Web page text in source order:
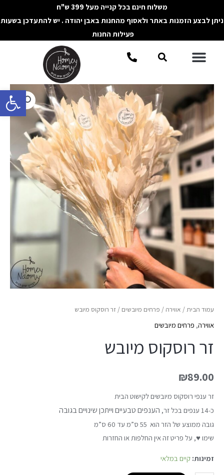
פתח
לתוכן
משלוח חינם בכל קנייה מעל 399 ש"ח
ניתן לבצע הזמנות באתר ולאסוף מהחנות באבן יהודה . יש להתעדכן בשעות
פעילות החנות
תפריטחיפוש
עמוד הבית/ אווירה / פרחים מיובשים / זר רוסקוס מיובש
אווירה, פרחים מיובשים
זר רוסקוס מיובש
₪89.00
זר ענפי רוסקוס מיובשים לקישוט הבית
כ-14 ענפים בכל זר,
הענפים טבעיים וייתכן שינויים בגובה
גובה ממוצע של הזר הוא 55 ס”מ עד 60 ס”מ
שימו ♥, על פריט זה אין החלפות או החזרות
זמינות: קיים במלאי
כמות
של
זר
רוסקוס
מיובש